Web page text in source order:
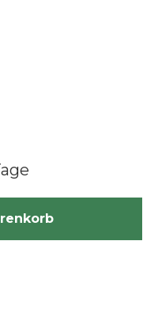
benutze die